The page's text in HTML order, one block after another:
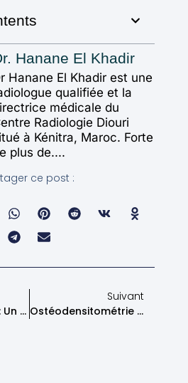
Hanane El Khadir
Hanane El Khadir est une
qualifiée et la
médicale du
Radiologie Diouri
à Kénitra, Maroc. Forte
plus de....
ce post :
La Scintigraphie : Un Outil De Diagnostic Médical
Suivant
Ostéodensitométrie – Évaluation De La Densité Osseuse